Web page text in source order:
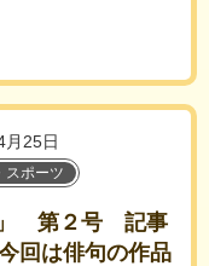
月25日
スポーツ
」 第２号 記事
は俳句の作品